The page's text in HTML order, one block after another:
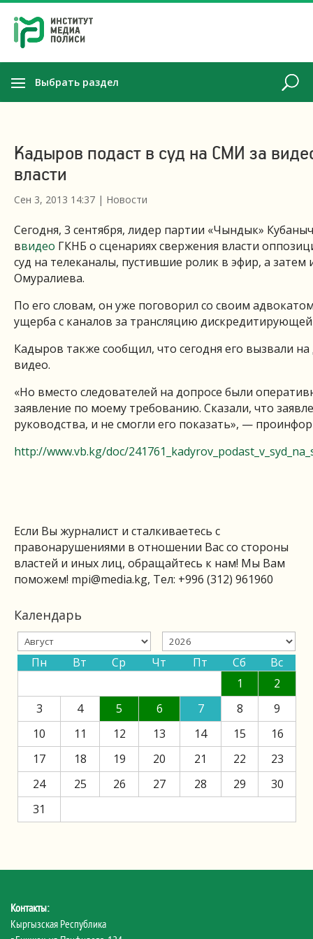
Выбрать раздел
Кадыров подаст в суд на СМИ за
власти
Сен 3, 2013 14:37 | Новости
Сегодня, 3 сентября, лидер партии «Чындык»
ввидео ГКНБ о сценариях свержения власти
суд на телеканалы, пустившие ролик в эфир, а затем
Омуралиева.
По его словам, он уже поговорил со своим
ущерба с каналов за трансляцию дискредитирующей
Кадыров также сообщил, что сегодня его вызвали
видео.
«Но вместо следователей на допросе были
заявление по моему требованию. Сказали, что
руководства, и не смогли его показать», —
http://www.vb.kg/doc/
Если Вы журналист и сталкиваетесь с
правонарушениями в отношении Вас со стороны
властей и иных лиц, обращайтесь к нам! Мы Вам
поможем! mpi@media.kg, Тел: +996 (312) 961960
Календарь
Пн Вт Ср Чт Пт Сб
Вс
1
2
3
4 5 6 7 8
9
10
11 12 13 14 15
16
17
18 19 20 21 22
23
24
25 26 27 28 29
30
31
Контакты:
Кыргызская Республика